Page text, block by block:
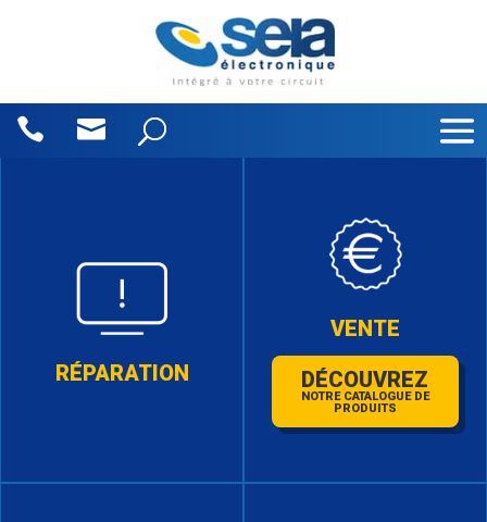
RÉPARATION
VENTE
DÉCOUVREZ
NOTRE CATALOGUE DE
PRODUITS